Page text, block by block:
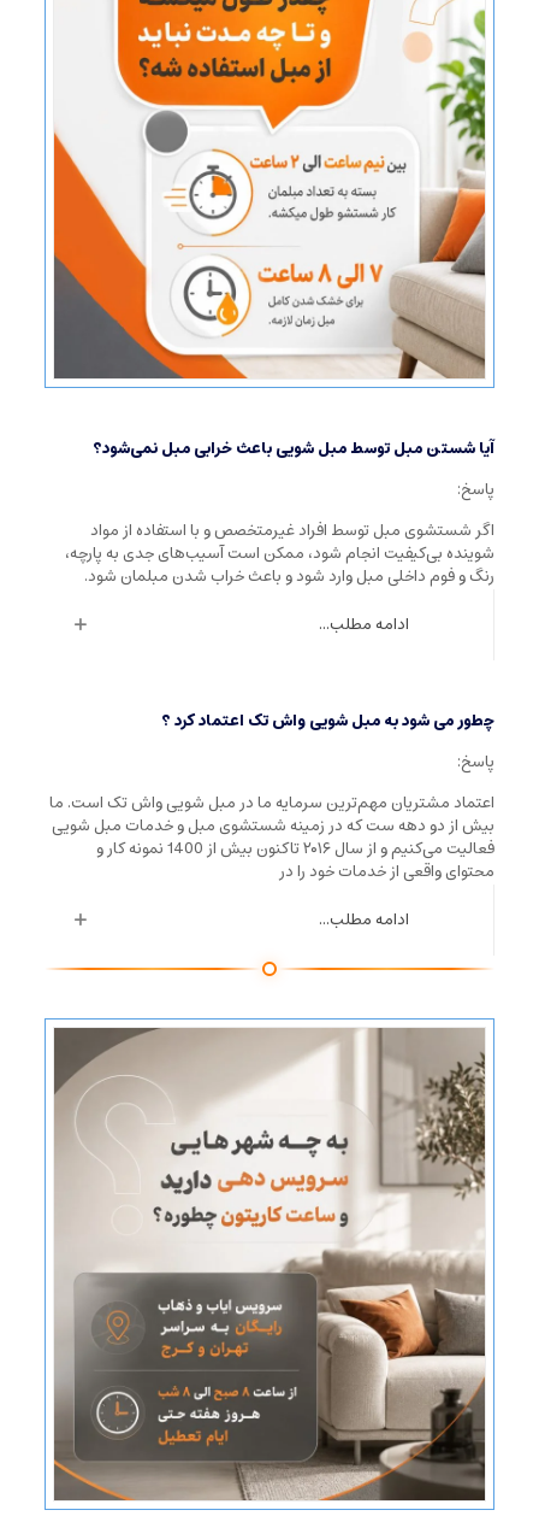
آیا شستن مبل توسط مبل شویی باعث خرابی مبل نمی‌شود؟
پاسخ:
اگر شستشوی مبل توسط افراد غیرمتخصص و با استفاده از مواد
شوینده بی‌کیفیت انجام شود، ممکن است آسیب‌های جدی به پارچه،
رنگ و فوم داخلی مبل وارد شود و باعث خراب شدن مبلمان شود.
ادامه مطلب...
چطور می شود به مبل شویی واش تک اعتماد کرد ؟
پاسخ:
اعتماد مشتریان مهم‌ترین سرمایه ما در مبل شویی واش تک است. ما
بیش از دو دهه ست که در زمینه شستشوی مبل و خدمات مبل شویی
فعالیت می‌کنیم و از سال ۲۰۱۶ تاکنون بیش از 1400 نمونه کار و
محتوای واقعی از خدمات خود را در
ادامه مطلب...